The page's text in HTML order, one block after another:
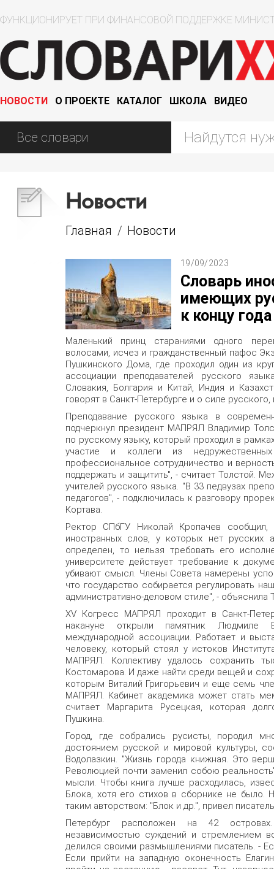
ФУНКЦИОНИРУЕТ ПРИ ФИНАНСОВОЙ ПОДДЕРЖКЕ
НОВОСТИ О ПРОЕКТЕ КАТАЛОГ ШКОЛА ВИДЕО
Новости
Главная / Новости
19/09/2023
Словарь
имеющих
к концу года
Маленький принц стараниями одного
волосами, исчез и гражданственный пафос
Пушкинского Дома, где проходил один из
ассоциации преподавателей русского
Словакия, Болгария и Китай, Индия и
говорят в Санкт-Петербурге и о силе
Преподавание русского языка в
подчеркнул президент МАПРЯЛ Владимир
по русскому языку, который проходил в
участие и коллеги из
профессиональное сотрудничество и
поддержать и защитить", - считает Толстой.
учителей русского языка. "В 33 педвузах
педагогов", - подключилась к разговору
Кортава.
Ректор СПбГУ Николай Кропачев
иностранных слов, у которых нет русских
определен, то нельзя требовать его
университете действует требование к
убивают смысл. Члены Совета намерены
что государство собирается регулировать
административно-деловом стиле", - объяснила
XV Когресс МАПРЯЛ проходит в Санкт-
накануне открыли памятник Людмиле
международной ассоциации. Работает и
человеку, который стоял у истоков
МАПРЯЛ. Коллективу удалось сохранить
Костомарова. И даже найти среди вещей и
которым Виталий Григорьевич и еще семь
МАПРЯЛ. Кабинет академика может стать
считает Маргарита Русецкая, которая
Пушкина.
Город, где собрались русисты, породил
достоянием русской и мировой культуры,
Водолазкин. "Жизнь города книжная. Это
Революцией почти заменил собою
мысли. Чтобы книга лучше расходилась,
Блока, хотя его стихов в сборнике не
таким авторством: "Блок и др.", привел
Петербург расположен на 42 островах.
независимостью суждений и стремлением
делился своими размышлениями писатель. -
Если прийти на западную оконечность